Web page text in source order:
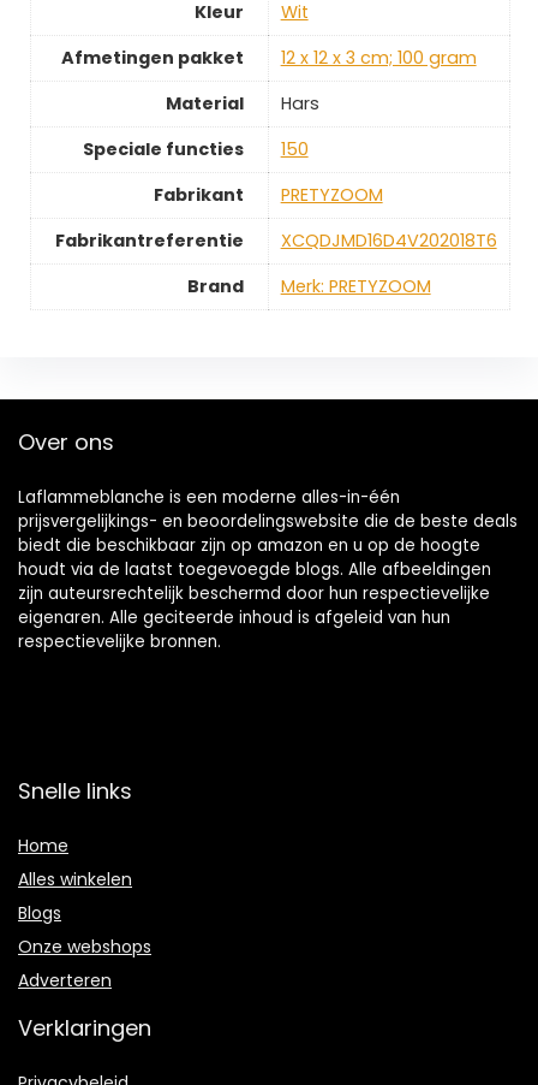
Kleur
‎Wit
Afmetingen pakket
‎12 x 12 x 3 cm; 100 gram
Material
‎Hars
Speciale functies
‎150
Fabrikant
‎PRETYZOOM
Fabrikantreferentie
‎XCQDJMD16D4V202018T6
Brand
Merk: PRETYZOOM
Over ons
Laflammeblanche is een moderne alles-in-één
prijsvergelijkings- en beoordelingswebsite die de beste deals
biedt die beschikbaar zijn op amazon en u op de hoogte
houdt via de laatst toegevoegde blogs. Alle afbeeldingen
zijn auteursrechtelijk beschermd door hun respectievelijke
eigenaren. Alle geciteerde inhoud is afgeleid van hun
respectievelijke bronnen.
Snelle links
Home
Alles winkelen
Blogs
Onze webshops
Adverteren
Verklaringen